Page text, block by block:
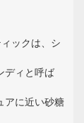
ックは、シ
ディと呼ば
アに近い砂糖